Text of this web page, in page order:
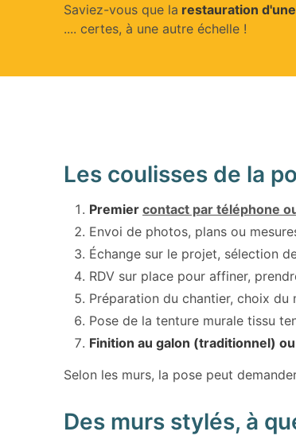
Saviez-vous que la restauration
.... certes, à une autre échelle !
Les coulisses de la
Premier contact par téléphone
Envoi de photos, plans ou
Échange sur le projet, sélection
RDV sur place pour affiner,
Préparation du chantier, choix
Pose de la tenture murale tissu
Finition au galon (traditionnel)
Selon les murs, la pose peut
Des murs stylés, à